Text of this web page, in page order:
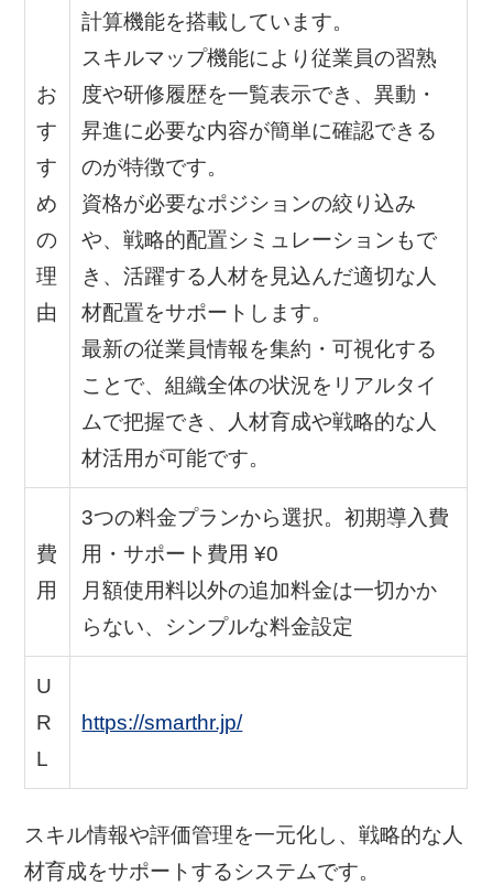
お
す
す
め
の
理
由
計算機能を搭載しています。
スキルマップ機能により従業員の習熟
度や研修履歴を一覧表示でき、異動・
昇進に必要な内容が簡単に確認できる
のが特徴です。
資格が必要なポジションの絞り込み
や、戦略的配置シミュレーションもで
き、活躍する人材を見込んだ適切な人
材配置をサポートします。
最新の従業員情報を集約・可視化する
ことで、組織全体の状況をリアルタイ
ムで把握でき、人材育成や戦略的な人
材活用が可能です。
費
用
3つの料金プランから選択。初期導入費
用・サポート費用 ¥0
月額使用料以外の追加料金は一切かか
らない、シンプルな料金設定
U
R
L
https://smarthr.jp/
スキル情報や評価管理を一元化し、戦略的な人
材育成をサポートするシステムです。